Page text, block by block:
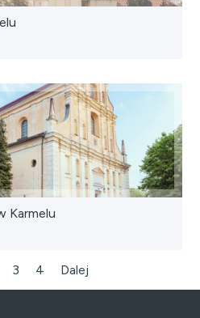
Karmelu
3 4 Dalej